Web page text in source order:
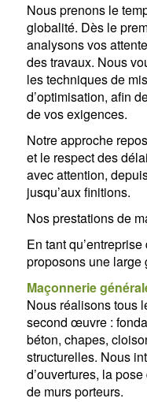
Nous prenons le
globalité. Dès le
analysons vos
des travaux. Nous
les techniques de
d’optimisation, afin
de vos exigences.
Notre approche
et le respect des
avec attention,
jusqu’aux finitions.
Nos prestations de
En tant
proposons une large
Maçonnerie
Nous réalisons tous
second œuvre :
béton, chapes,
structurelles. Nous
d’ouvertures, la
de murs porteurs.